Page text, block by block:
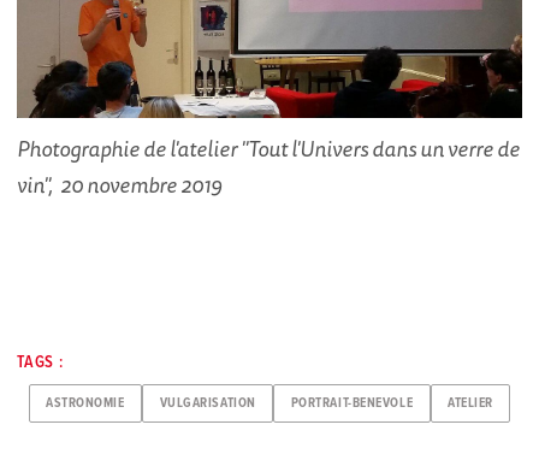
Photographie de l'atelier "Tout l'Univers dans un verre de
vin", 20 novembre 2019
TAGS :
ASTRONOMIE VULGARISATION PORTRAIT-BENEVOLE ATELIER